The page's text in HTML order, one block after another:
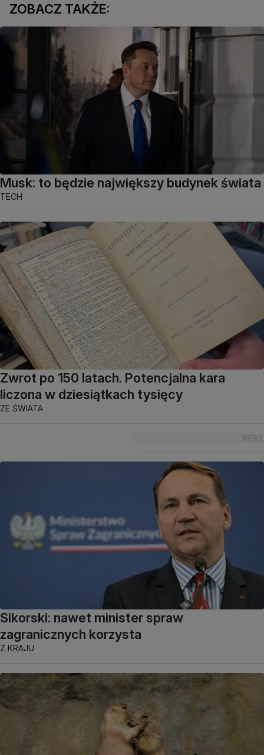
ZOBACZ TAKŻE:
Musk: to będzie największy budynek świata
TECH
Zwrot po 150 latach. Potencjalna kara
liczona w dziesiątkach tysięcy
ZE ŚWIATA
Sikorski: nawet minister spraw
zagranicznych korzysta
Z KRAJU